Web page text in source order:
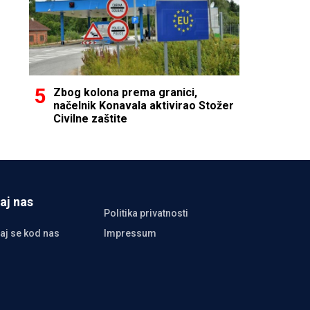
Zbog kolona prema granici,
načelnik Konavala aktivirao Stožer
Civilne zaštite
nas
Politika privatnosti
se kod nas
Impressum